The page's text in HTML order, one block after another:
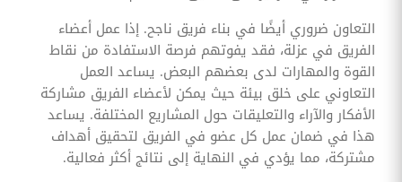
التعاون ضروري أيضًا في بناء فريق ناجح. إذا عمل أعضاء
الفريق في عزلة، فقد يفوتهم فرصة الاستفادة من نقاط
القوة والمهارات لدى بعضهم البعض. يساعد العمل
التعاوني على خلق بيئة حيث يمكن لأعضاء الفريق مشاركة
الأفكار والآراء والتعليقات حول المشاريع المختلفة. يساعد
هذا في ضمان عمل كل عضو في الفريق لتحقيق أهداف
مشتركة، مما يؤدي في النهاية إلى نتائج أكثر فعالية.